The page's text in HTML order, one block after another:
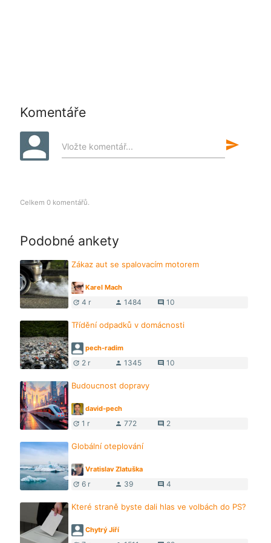
Komentáře
Vložte komentář... send
Celkem 0 komentářů.
Podobné ankety
Zákaz aut se spalovacím motorem
Karel Mach
update 4 r person 1484 comment 10
Třídění odpadků v domácnosti
pech-radim
update 2 r person 1345 comment 10
Budoucnost dopravy
david-pech
update 1 r person 772 comment 2
Globální oteplování
Vratislav Zlatuška
update 6 r person 39 comment 4
Které straně byste dali hlas ve volbách do PS?
Chytrý Jiří